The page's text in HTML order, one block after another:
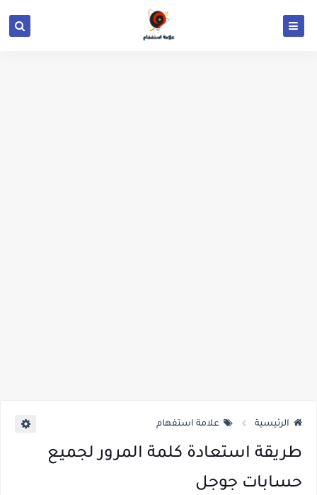
الرئيسية علامة استفهام
طريقة استعادة كلمة المرور لجميع
حسابات جوجل